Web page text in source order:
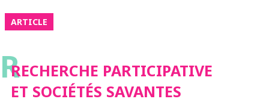
ARTICLE
RRECHERCHE PARTICIPATIVE
ET SOCIÉTÉS SAVANTES